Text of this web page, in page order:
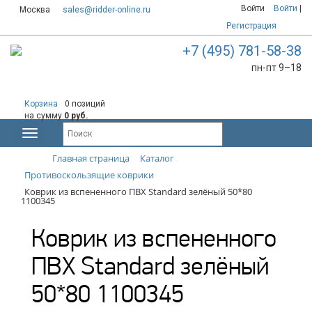
Москва sales@ridder-online.ru Войти Войти
Регистрация
+7 (495) 781-58-38
пн-пт 9–18
Корзина
0 позиций
на сумму 0 руб.
Главная страница
Каталог
Противоскользящие коврики
Коврик из вспененного ПВХ Standard зелёный 50*80
1100345
Коврик из вспененного
ПВХ Standard зелёный
50*80 1100345